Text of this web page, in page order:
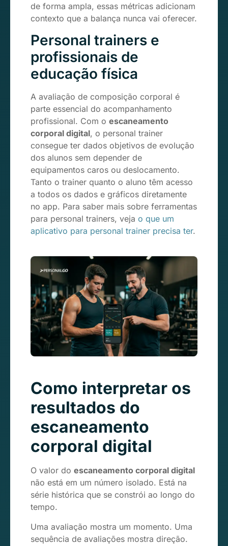
de forma ampla, essas métricas adicionam
contexto que a balança nunca vai oferecer.
Personal trainers e
profissionais de
educação física
A avaliação de composição corporal é
parte essencial do acompanhamento
profissional. Com o escaneamento
corporal digital, o personal trainer
consegue ter dados objetivos de evolução
dos alunos sem depender de
equipamentos caros ou deslocamento.
Tanto o trainer quanto o aluno têm acesso
a todos os dados e gráficos diretamente
no app. Para saber mais sobre ferramentas
para personal trainers, veja o que um
aplicativo para personal trainer precisa ter.
Como interpretar os
resultados do
escaneamento
corporal digital
O valor do escaneamento corporal digital
não está em um número isolado. Está na
série histórica que se constrói ao longo do
tempo.
Uma avaliação mostra um momento. Uma
sequência de avaliações mostra direção.